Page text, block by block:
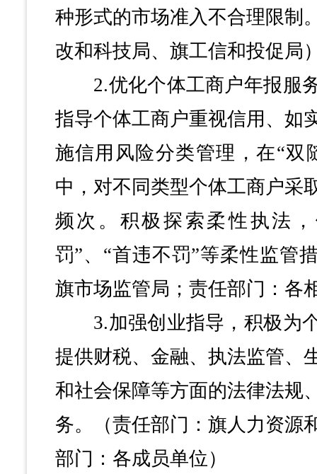
种形式的市场准入不合理限制
改和科技局、旗工信和投促局
2.优化个体工商户年报服
指导个体工商户重视信用、如
施信用风险分类管理，在“双
中，对不同类型个体工商户采
频次。积极探索柔性执法
罚”、“首违不罚”等柔性监管
旗市场监管局；责任部门：各
3.加强创业指导，积极为
提供财税、金融、执法监管、
和社会保障等方面的法律法规
务。（责任部门：旗人力资源
部门：各成员单位）